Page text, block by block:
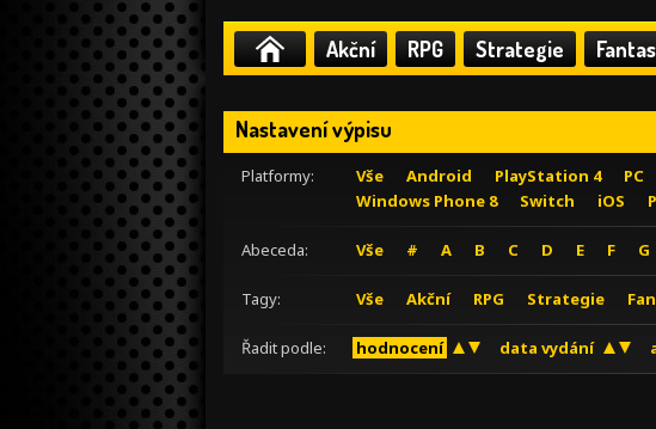
Akční RPG Strategie
Nastavení výpisu
Platformy: Vše Android PlayStation 4 PC
Windows Phone 8
Switch iOS
Abeceda: Vše # A B C D E F G
Tagy: Vše Akční RPG Strategie
Řadit podle: hodnocení data vydání